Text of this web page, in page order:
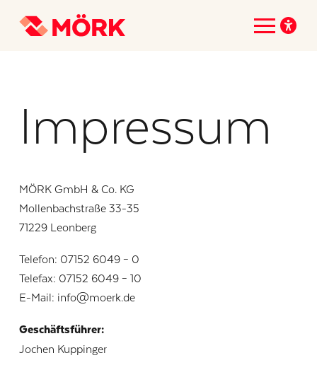
Impressum
MÖRK GmbH & Co. KG
Mollenbachstraße 33-35
71229 Leonberg
Telefon: 07152 6049 – 0
Telefax: 07152 6049 – 10
E-Mail: info@moerk.de
Geschäftsführer:
Jochen Kuppinger